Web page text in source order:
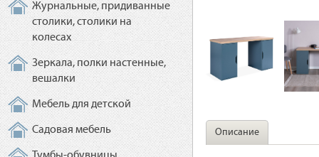
Журнальные, придиванные
столики, столики на
колесах
Зеркала, полки настенные,
вешалки
Мебель для детской
Садовая мебель Описание